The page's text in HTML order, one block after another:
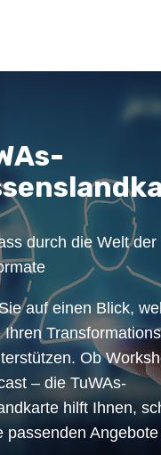
durch die Welt der
auf einen Blick,
Ihren
Ob
– die TuWAs-
hilft Ihnen,
passenden